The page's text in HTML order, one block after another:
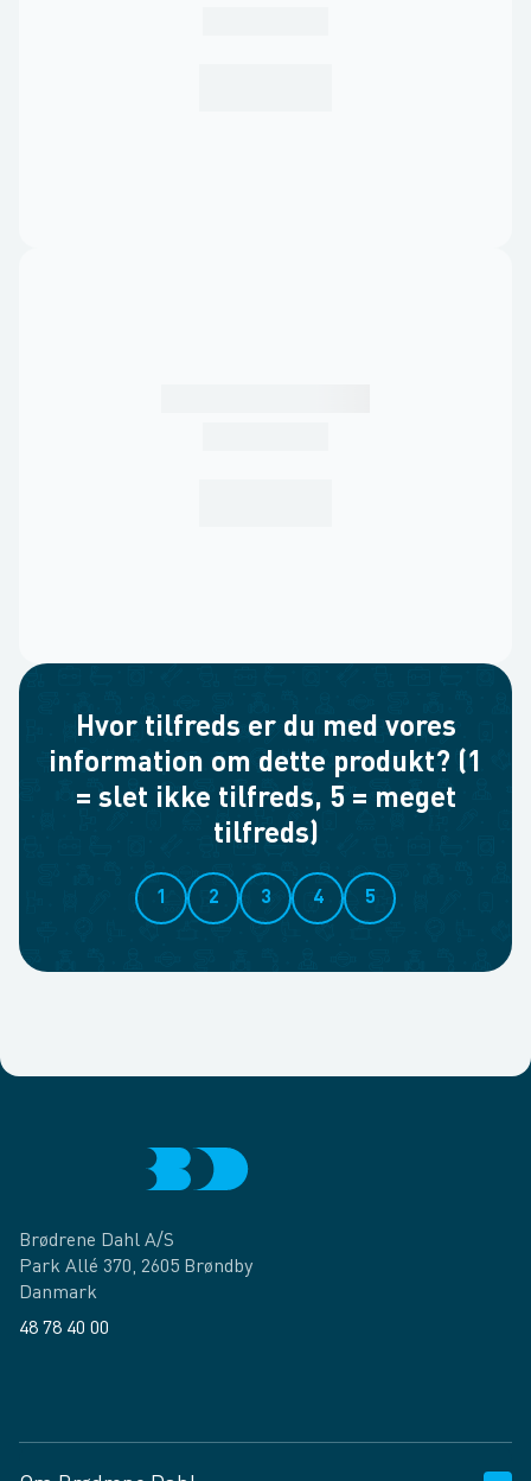
Hvor tilfreds er du med vores
information om dette produkt? (1
= slet ikke tilfreds, 5 = meget
tilfreds)
1 2 3 4 5
Brødrene Dahl A/S
Park Allé 370, 2605 Brøndby
Danmark
48 78 40 00